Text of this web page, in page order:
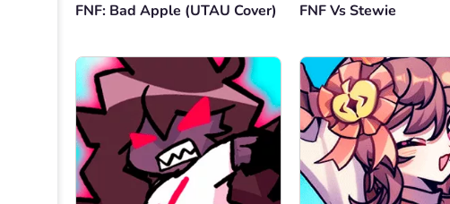
FNF: Bad Apple (UTAU Cover) FNF Vs Stewie